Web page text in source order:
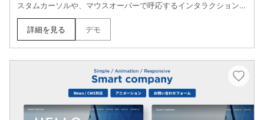
スタムカーソルや、マウスオーバーで呼応するインタラクション
が、閲覧者を深淵なるデジタル空間へと引き込みます。ただ作品を
並べるだけでなく、その「空気感」ごと伝えたいクリエイターのた
めの、没入型ダークモードテーマです。
詳細を見る デモ